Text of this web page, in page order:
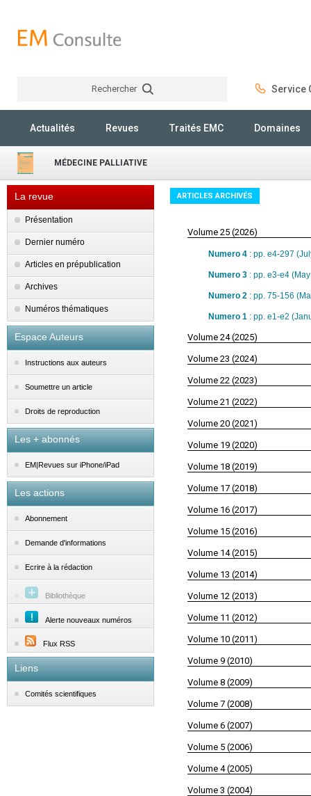
Rechercher Service
Actualités Revues Traités EMC Domaines
MÉDECINE PALLIATIVE
La revue
Présentation
Dernier numéro
Articles en prépublication
Archives
Numéros thématiques
Espace Auteurs
Instructions aux auteurs
Soumettre un article
Droits de reproduction
Les + abonnés
EM|Revues sur iPhone/iPad
Les actions
Abonnement
Demande d'informations
Ecrire à la rédaction
Bibliothèque
Alerte nouveaux numéros
Flux RSS
Liens
Comités scientifiques
ARTICLES ARCHIVÉS
Volume 25 (2026)
Numero 4 : pp. e4-297
Numero 3 : pp. e3-e4
Numero 2 : pp. 75-156
Numero 1 : pp. e1-e2
Volume 24 (2025)
Volume 23 (2024)
Volume 22 (2023)
Volume 21 (2022)
Volume 20 (2021)
Volume 19 (2020)
Volume 18 (2019)
Volume 17 (2018)
Volume 16 (2017)
Volume 15 (2016)
Volume 14 (2015)
Volume 13 (2014)
Volume 12 (2013)
Volume 11 (2012)
Volume 10 (2011)
Volume 9 (2010)
Volume 8 (2009)
Volume 7 (2008)
Volume 6 (2007)
Volume 5 (2006)
Volume 4 (2005)
Volume 3 (2004)